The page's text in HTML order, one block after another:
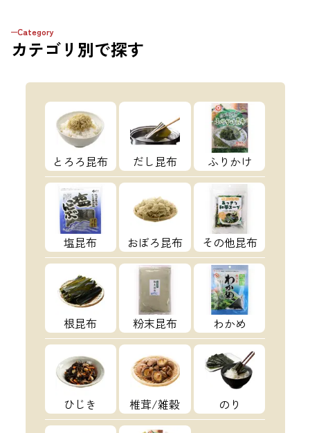
Category
カテゴリ 別で探す
とろろ昆布 だし昆布 ふりかけ
塩昆布 おぼろ昆布 その他昆布
根昆布 粉末昆布 わかめ
ひじき 椎茸/雑穀 のり